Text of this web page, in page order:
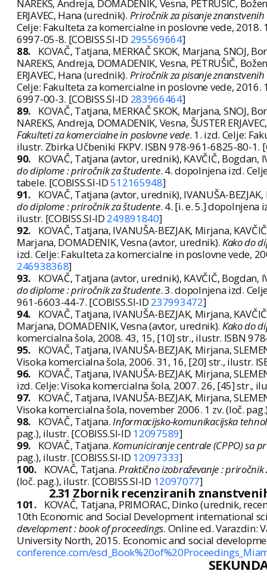
NAREKS, Andreja, DOMADENIK, Vesna, PETRUŠIČ,
ERJAVEC, Hana (urednik). Priročnik za pisanje
Celje: Fakulteta za komercialne in poslovne vede,
6997-05-8. [COBISS.SI-ID 295569664]
88.
KOVAČ, Tatjana, MERKAČ SKOK, Marjana, SNOJ,
NAREKS, Andreja, DOMADENIK, Vesna, PETRUŠIČ,
ERJAVEC, Hana (urednik). Priročnik za pisanje
Celje: Fakulteta za komercialne in poslovne vede,
6997-00-3. [COBISS.SI-ID 283966464]
89.
KOVAČ, Tatjana, MERKAČ SKOK, Marjana, SNOJ,
NAREKS, Andreja, DOMADENIK, Vesna, ŠUSTER
Fakulteti za komercialne in poslovne vede. 1. izd. Celje:
ilustr. Zbirka Učbeniki FKPV. ISBN 978-961-6825-80-1.
90.
KOVAČ, Tatjana (avtor, urednik), KAVČIČ, Bogdan,
do diplome : priročnik za študente. 4. dopolnjena izd.
tabele. [COBISS.SI-ID512165948]
91.
KOVAČ, Tatjana (avtor, urednik), IVANUŠA-
do diplome : priročnik za študente. 4. [i. e. 5.] dopolnjena
ilustr. [COBISS.SI-ID 249891840]
92.
KOVAČ, Tatjana, IVANUŠA-BEZJAK, Mirjana,
Marjana, DOMADENIK, Vesna (avtor, urednik). Kako do
izd. Celje: Fakulteta za komercialne in poslovne vede,
246938368]
93.
KOVAČ, Tatjana (avtor, urednik), KAVČIČ, Bogdan,
do diplome : priročnik za študente. 3. dopolnjena izd.
961-6603-44-7. [COBISS.SI-ID 237993472]
94.
KOVAČ, Tatjana, IVANUŠA-BEZJAK, Mirjana,
Marjana, DOMADENIK, Vesna (avtor, urednik). Kako do
komercialna šola, 2008. 43, 15, [10] str., ilustr. ISBN
95.
KOVAČ, Tatjana, IVANUŠA-BEZJAK, Mirjana,
Visoka komercialna šola, 2006. 31, 16, [20] str., ilustr.
96.
KOVAČ, Tatjana, IVANUŠA-BEZJAK, Mirjana,
izd. Celje: Visoka komercialna šola, 2007. 26, [45] str.,
97.
KOVAČ, Tatjana, IVANUŠA-BEZJAK, Mirjana,
Visoka komercialna šola, november 2006. 1 zv. (loč.
98.
KOVAČ, Tatjana.Informacijsko-komunikacijska
pag.), ilustr. [COBISS.SI-ID 12097589]
99.
KOVAČ, Tatjana.Komuniciranje centrale (CPPO) sa
pag.), ilustr. [COBISS.SI-ID 12097333]
100.
KOVAČ, Tatjana.Praktično izobraževanje :
(loč. pag.), ilustr. [COBISS.SI-ID 12097077]
2.31 Zbornik recenziranih
101.
KOVAČ, Tatjana, PRIMORAC, Dinko (urednik,
10th Economic and Social Development international
development : book of proceedings. Online ed. Varazdin:
University North, 2015. Economic and social
conference.com/